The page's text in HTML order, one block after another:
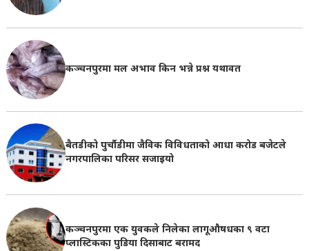
कञ्चनपुरमा मल अभाव किन भन्ने प्रश्न यथावत
बैतडीको पुर्चौडीमा जैविक विविधताको आधा करोड बजेटले
नगरपालिका परिसर सजाइयो
कञ्चनपुरमा एक युवकले निलेका लागूऔषधका ९ वटा
प्लास्टिकका पुडिया दिसाबाट बरामद